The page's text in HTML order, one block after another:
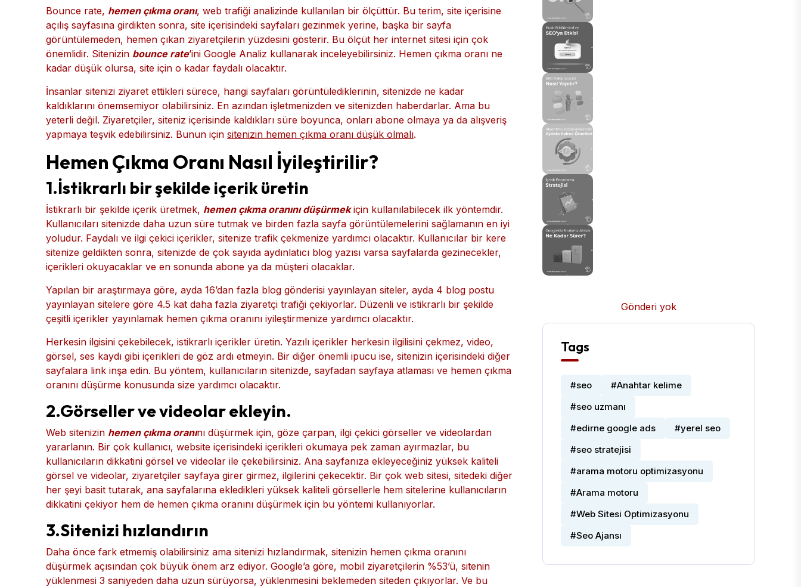
Bounce rate, hemen çıkma oranı, web trafiği analizinde kullanılan bir ölçüttür. Bu terim, site içerisine
açılış sayfasına girdikten sonra, site içerisindeki sayfaları gezinmek yerine, başka bir sayfa
görüntülemeden, hemen çıkan ziyaretçilerin yüzdesini gösterir. Bu ölçüt her internet sitesi için çok
önemlidir. Sitenizin bounce rate’ini Google Analiz kullanarak inceleyebilirsiniz. Hemen çıkma oranı ne
kadar düşük olursa, site için o kadar faydalı olacaktır.
İnsanlar sitenizi ziyaret ettikleri sürece, hangi sayfaları görüntülediklerinin, sitenizde ne kadar
kaldıklarını önemsemiyor olabilirsiniz. En azından işletmenizden ve sitenizden haberdarlar. Ama bu
yeterli değil. Ziyaretçiler, siteniz içerisinde kaldıkları süre boyunca, onları abone olmaya ya da alışveriş
yapmaya teşvik edebilirsiniz. Bunun için sitenizin hemen çıkma oranı düşük olmalı.
Hemen Çıkma Oranı Nasıl İyileştirilir?
1.İstikrarlı bir şekilde içerik üretin
İstikrarlı bir şekilde içerik üretmek, hemen çıkma oranını düşürmekiçin kullanılabilecek ilk yöntemdir.
Kullanıcıları sitenizde daha uzun süre tutmak ve birden fazla sayfa görüntülemelerini sağlamanın en iyi
yoludur. Faydalı ve ilgi çekici içerikler, sitenize trafik çekmenize yardımcı olacaktır. Kullanıcılar bir kere
sitenize geldikten sonra, sitenizde de çok sayıda aydınlatıcı blog yazısı varsa sayfalarda gezinecekler,
içerikleri okuyacaklar ve en sonunda abone ya da müşteri olacaklar.
Yapılan bir araştırmaya göre, ayda 16’dan fazla blog gönderisi yayınlayan siteler, ayda 4 blog postu
yayınlayan sitelere göre 4.5 kat daha fazla ziyaretçi trafiği çekiyorlar. Düzenli ve istikrarlı bir şekilde
çeşitli içerikler yayınlamak hemen çıkma oranını iyileştirmenize yardımcı olacaktır.
Herkesin ilgisini çekebilecek, istikrarlı içerikler üretin. Yazılı içerikler herkesin ilgilisini çekmez, video,
görsel, ses kaydı gibi içerikleri de göz ardı etmeyin. Bir diğer önemli ipucu ise, sitenizin içerisindeki diğer
sayfalara link inşa edin. Bu yöntem, kullanıcıların sitenizde, sayfadan sayfaya atlaması ve hemen çıkma
oranını düşürme konusunda size yardımcı olacaktır.
2.Görseller ve videolar ekleyin.
Web sitenizin hemen çıkma oranını düşürmek için, göze çarpan, ilgi çekici görseller ve videolardan
yararlanın. Bir çok kullanıcı, website içerisindeki içerikleri okumaya pek zaman ayırmazlar, bu
kullanıcıların dikkatini görsel ve videolar ile çekebilirsiniz. Ana sayfanıza ekleyeceğiniz yüksek kaliteli
görsel ve videolar, ziyaretçiler sayfaya girer girmez, ilgilerini çekecektir. Bir çok web sitesi, sitedeki diğer
her şeyi basit tutarak, ana sayfalarına ekledikleri yüksek kaliteli görsellerle hem sitelerine kullanıcıların
dikkatini çekiyor hem de hemen çıkma oranını düşürmek için bu yöntemi kullanıyorlar.
3.Sitenizi hızlandırın
Daha önce fark etmemiş olabilirsiniz ama sitenizi hızlandırmak, sitenizin hemen çıkma oranını
düşürmek açısından çok büyük önem arz ediyor. Google’a göre, mobil ziyaretçilerin %53’ü, sitenin
yüklenmesi 3 saniyeden daha uzun sürüyorsa, yüklenmesini beklemeden siteden çıkıyorlar. Ve bu
Gönderi yok
Tags
#seo
#Anahtar kelime
#seo uzmanı
#edirne google ads
#yerel seo
#seo stratejisi
#arama motoru optimizasyonu
#Arama motoru
#Web Sitesi Optimizasyonu
#Seo Ajansı